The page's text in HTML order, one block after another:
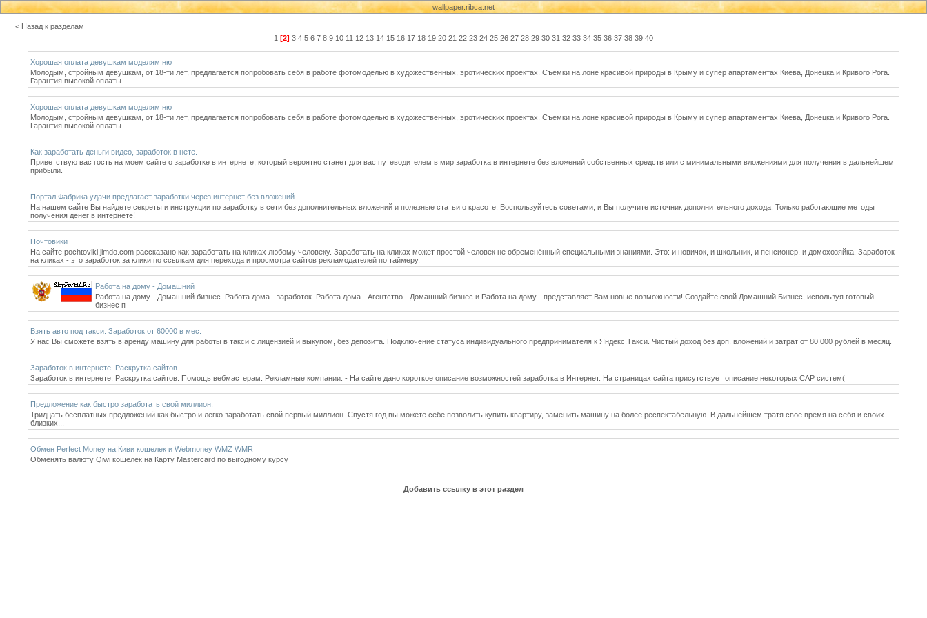
wallpaper.ribca.net
< Назад к разделам
1 [2] 3 4 5 6 7 8 9 10 11 12 13 14 15 16 17 18 19 20 21 22 23 24 25 26 27 28 29 30 31 32 33 34 35 36 37 38 39 40
Хорошая оплата девушкам моделям ню
Молодым, стройным девушкам, от 18-ти лет, предлагается попробовать себя в работе фотомоделью в художественных, эротических проектах. Съемки на лоне красивой природы в Крыму и супер апартаментах Киева, Донецка и Кривого Рога.
Гарантия высокой оплаты.
Хорошая оплата девушкам моделям ню
Молодым, стройным девушкам, от 18-ти лет, предлагается попробовать себя в работе фотомоделью в художественных, эротических проектах. Съемки на лоне красивой природы в Крыму и супер апартаментах Киева, Донецка и Кривого Рога.
Гарантия высокой оплаты.
Как заработать деньги видео, заработок в нете.
Приветствую вас гость на моем сайте о заработке в интернете, который вероятно станет для вас путеводителем в мир заработка в интернете без вложений собственных средств или с минимальными вложениями для получения в дальнейшем
прибыли.
Портал Фабрика удачи предлагает заработки через интернет без вложений
На нашем сайте Вы найдете секреты и инструкции по заработку в сети без дополнительных вложений и полезные статьи о красоте. Воспользуйтесь советами, и Вы получите источник дополнительного дохода. Только работающие методы
получения денег в интернете!
Почтовики
На сайте pochtoviki.jimdo.com рассказано как заработать на кликах любому человеку. Заработать на кликах может простой человек не обременённый специальными знаниями. Это: и новичок, и школьник, и пенсионер, и домохозяйка. Заработок
на кликах - это заработок за клики по ссылкам для перехода и просмотра сайтов рекламодателей по таймеру.
Работа на дому - Домашний
Работа на дому - Домашний бизнес. Работа дома - заработок. Работа дома - Агентство - Домашний бизнес и Работа на дому - представляет Вам новые возможности! Создайте свой Домашний Бизнес, используя готовый
бизнес п
Взять авто под такси. Заработок от 60000 в мес.
У нас Вы сможете взять в аренду машину для работы в такси с лицензией и выкупом, без депозита. Подключение статуса индивидуального предпринимателя к Яндекс.Такси. Чистый доход без доп. вложений и затрат от 80 000 рублей в месяц.
Заработок в интернете. Раскрутка сайтов.
Заработок в интернете. Раскрутка сайтов. Помощь вебмастерам. Рекламные компании. - На сайте дано короткое описание возможностей заработка в Интернет. На страницах сайта присутствует описание некоторых CAP систем(
Предложение как быстро заработать свой миллион.
Тридцать бесплатных предложений как быстро и легко заработать свой первый миллион. Спустя год вы можете себе позволить купить квартиру, заменить машину на более респектабельную. В дальнейшем тратя своё время на себя и своих
близких...
Обмен Perfect Money на Киви кошелек и Webmoney WMZ WMR
Обменять валюту Qiwi кошелек на Карту Mastercard по выгодному курсу
Добавить ссылку в этот раздел